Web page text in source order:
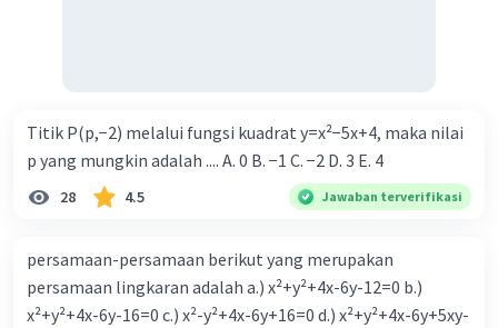
Titik P(p,−2) melalui fungsi kuadrat y=x²−5x+4, maka nilai
p yang mungkin adalah .... A. 0 B. −1 C. −2 D. 3 E. 4
28 4.5 Jawaban terverifikasi
persamaan-persamaan berikut yang merupakan
persamaan lingkaran adalah a.) x²+y²+4x-6y-12=0 b.)
x²+y²+4x-6y-16=0 c.) x²-y²+4x-6y+16=0 d.) x²+y²+4x-6y+5xy-